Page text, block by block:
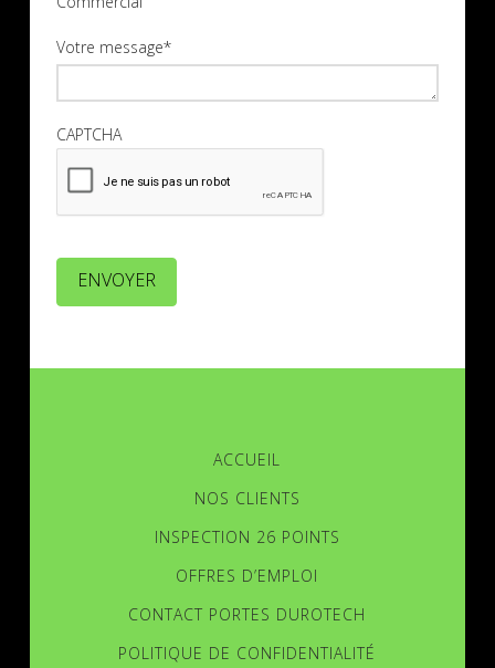
Votre message*
CAPTCHA
ENVOYER
ACCUEIL
NOS CLIENTS
INSPECTION 26 POINTS
OFFRES D’EMPLOI
CONTACT PORTES DUROTECH
POLITIQUE DE CONFIDENTIALITÉ